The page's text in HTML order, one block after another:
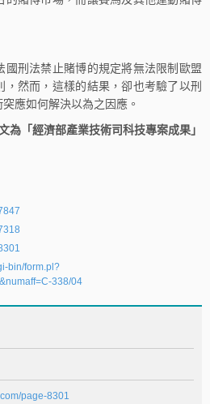
刑法禁止賭博的規定將無法限制歐盟
然而，這樣的結果，卻也考驗了以刑
應如何解決以為之因應。
為「經濟部產業技術司科技專案成果」
bin/form.pl?
338/04
page-8301